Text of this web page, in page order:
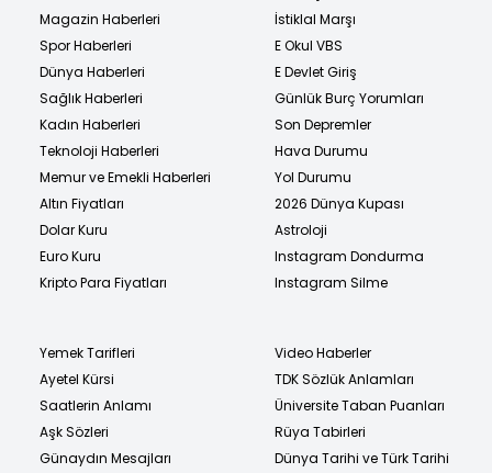
Magazin Haberleri
Spor Haberleri
Dünya Haberleri
Sağlık Haberleri
Kadın Haberleri
Teknoloji Haberleri
Memur ve Emekli Haberleri
Altın Fiyatları
Dolar Kuru
Euro Kuru
Kripto Para Fiyatları
İstiklal Marşı
E Okul VBS
E Devlet Giriş
Günlük Burç Yorumları
Son Depremler
Hava Durumu
Yol Durumu
2026 Dünya Kupası
Astroloji
Instagram Dondurma
Instagram Silme
Yemek Tarifleri
Ayetel Kürsi
Saatlerin Anlamı
Aşk Sözleri
Günaydın Mesajları
Video Haberler
TDK Sözlük Anlamları
Üniversite Taban Puanları
Rüya Tabirleri
Dünya Tarihi ve Türk Tarihi